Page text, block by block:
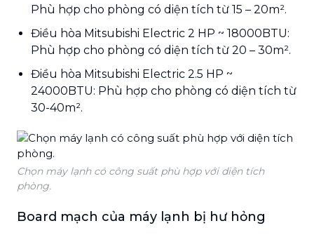
Phù hợp cho phòng có diện tích từ 15 – 20m².
Điều hòa Mitsubishi Electric 2 HP ~ 18000BTU:
Phù hợp cho phòng có diện tích từ 20 – 30m².
Điều hòa Mitsubishi Electric 2.5 HP ~
24000BTU: Phù hợp cho phòng có diện tích từ
30-40m².
Chọn máy lạnh có công suất phù hợp với diện tích
phòng.
Board mạch của máy lạnh bị hư hỏng